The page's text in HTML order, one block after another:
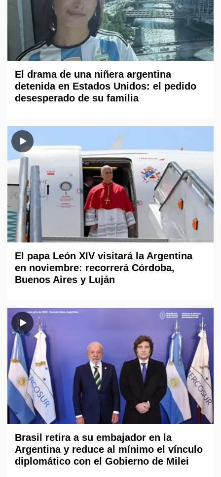
El drama de una niñera argentina
detenida en Estados Unidos: el pedido
desesperado de su familia
El papa León XIV visitará la Argentina
en noviembre: recorrerá Córdoba,
Buenos Aires y Luján
Brasil retira a su embajador en la
Argentina y reduce al mínimo el vínculo
diplomático con el Gobierno de Milei